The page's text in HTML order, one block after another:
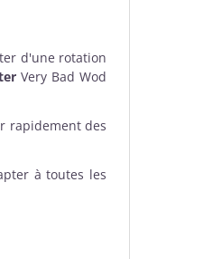
d'une rotation
Very Bad Wod
rapidement des
à toutes les